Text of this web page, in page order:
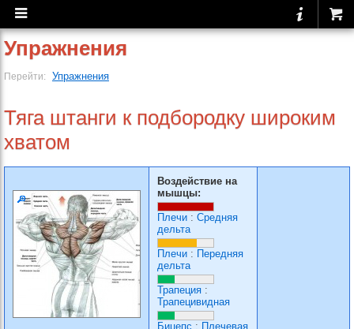
Упражнения
Перейти: Упражнения
Тяга штанги к подбородку широким
хватом
Воздействие на
мышцы:
Плечи : Средняя
дельта
Плечи : Передняя
дельта
Трапеция :
Трапецивидная
Бицепс : Плечевая